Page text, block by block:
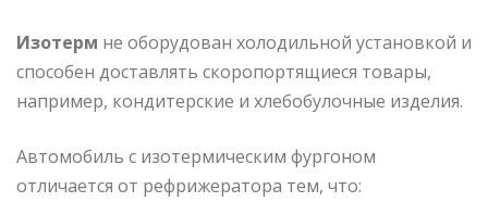
Изотерм не оборудован холодильной установкой и
способен доставлять скоропортящиеся товары,
например, кондитерские и хлебобулочные изделия.
Автомобиль с изотермическим фургоном
отличается от рефрижератора тем, что: